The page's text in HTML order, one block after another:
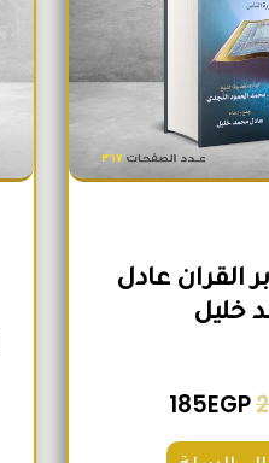
القران عادل
خليل
185EGP